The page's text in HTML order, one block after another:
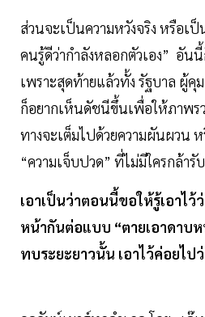
ส่วนจะเป็นความหวังจริง หรือเ
คนรู้ดีว่ากำลังหลอกตัวเอง” อัน
เพราะสุดท้ายแล้วทั้ง รัฐบาล ผู้คุ
ก็อยากเห็นดัชนีขึ้นเพื่อให้ภาพร
ทางจะเต็มไปด้วยความผันผวน ห
“ความเจ็บปวด” ที่ไม่มีใครกล้า
เอาเป็นว่าตอนนี้ขอให้รู้เอาไว้
หน้ากันต่อแบบ “ตายเอาดาบห
ทบระยะยาวนั้น เอาไว้ค่อยไป